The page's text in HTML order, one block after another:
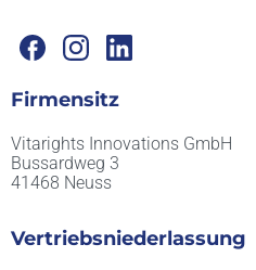
Firmensitz
Vitarights Innovations GmbH
Bussardweg 3
41468 Neuss
Vertriebsniederlassung